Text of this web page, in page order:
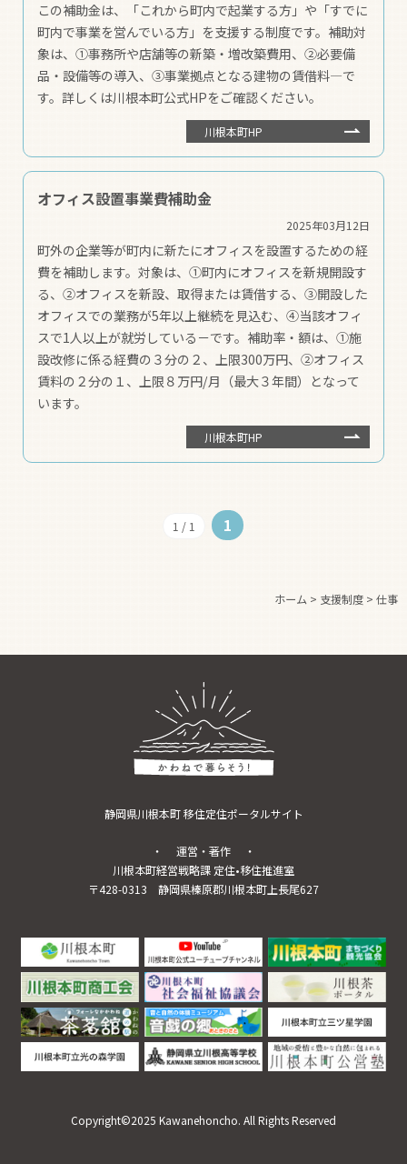
この補助金は、「これから町内で起業する方」や「すでに
町内で事業を営んでいる方」を支援する制度です。補助対
象は、①事務所や店舗等の新築・増改築費用、②必要備
品・設備等の導入、③事業拠点となる建物の賃借料―で
す。詳しくは川根本町公式HPをご確認ください。
川根本町HP
オフィス設置事業費補助金
2025年03月12日
町外の企業等が町内に新たにオフィスを設置するための経
費を補助します。対象は、①町内にオフィスを新規開設す
る、②オフィスを新設、取得または賃借する、③開設した
オフィスでの業務が5年以上継続を見込む、④当該オフィ
スで1人以上が就労している－です。補助率・額は、①施
設改修に係る経費の３分の２、上限300万円、②オフィス
賃料の２分の１、上限８万円/月（最大３年間）となって
います。
川根本町HP
1 / 1 1
ホーム > 支援制度 > 仕事
静岡県川根本町 移住定住ポータルサイト
・ 運営・著作 ・
川根本町経営戦略課 定住•移住推進室
〒428-0313 静岡県榛原郡川根本町上長尾627
Copyright©2025 Kawanehoncho. All Rights Reserved